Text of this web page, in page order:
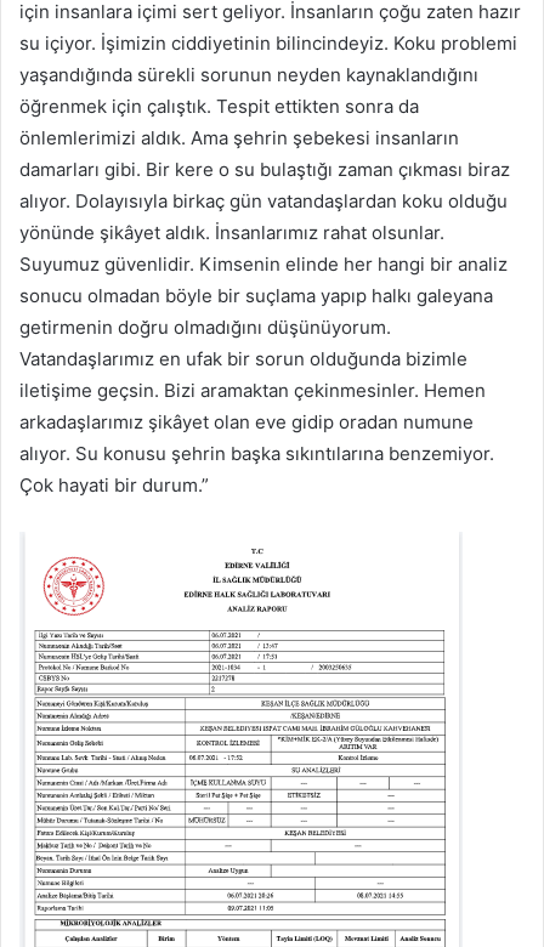
için insanlara içimi sert geliyor. İnsanların çoğu zaten hazır
su içiyor. İşimizin ciddiyetinin bilincindeyiz. Koku problemi
yaşandığında sürekli sorunun neyden kaynaklandığını
öğrenmek için çalıştık. Tespit ettikten sonra da
önlemlerimizi aldık. Ama şehrin şebekesi insanların
damarları gibi. Bir kere o su bulaştığı zaman çıkması biraz
alıyor. Dolayısıyla birkaç gün vatandaşlardan koku olduğu
yönünde şikâyet aldık. İnsanlarımız rahat olsunlar.
Suyumuz güvenlidir. Kimsenin elinde her hangi bir analiz
sonucu olmadan böyle bir suçlama yapıp halkı galeyana
getirmenin doğru olmadığını düşünüyorum.
Vatandaşlarımız en ufak bir sorun olduğunda bizimle
iletişime geçsin. Bizi aramaktan çekinmesinler. Hemen
arkadaşlarımız şikâyet olan eve gidip oradan numune
alıyor. Su konusu şehrin başka sıkıntılarına benzemiyor.
Çok hayati bir durum.”